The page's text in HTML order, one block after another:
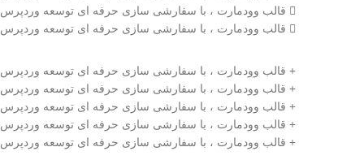
قالب وودمارت ، با سفارشی سازی حرفه ای توسعه وردپرس
قالب وودمارت ، با سفارشی سازی حرفه ای توسعه وردپرس
قالب وودمارت ، با سفارشی سازی حرفه ای توسعه وردپرس
قالب وودمارت ، با سفارشی سازی حرفه ای توسعه وردپرس
قالب وودمارت ، با سفارشی سازی حرفه ای توسعه وردپرس
قالب وودمارت ، با سفارشی سازی حرفه ای توسعه وردپرس
قالب وودمارت ، با سفارشی سازی حرفه ای توسعه وردپرس